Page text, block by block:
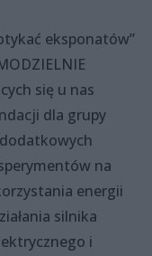
eksponatów”
się u nas
dla grupy
na
energii
silnika
i